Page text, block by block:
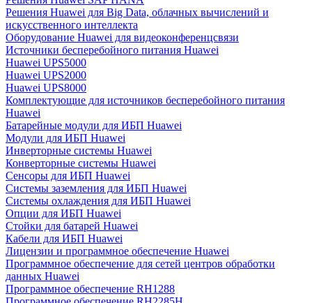
Решения Huawei для Big Data, облачных вычислений и
искусственного интеллекта
Оборудование Huawei для видеоконференцсвязи
Источники бесперебойного питания Huawei
Huawei UPS5000
Huawei UPS2000
Huawei UPS8000
Комплектующие для источников бесперебойного питания
Huawei
Батарейные модули для ИБП Huawei
Модули для ИБП Huawei
Инверторные системы Huawei
Конверторные системы Huawei
Сенсоры для ИБП Huawei
Системы заземления для ИБП Huawei
Системы охлаждения для ИБП Huawei
Опции для ИБП Huawei
Стойки для батарей Huawei
Кабели для ИБП Huawei
Лицензии и программное обеспечение Huawei
Программное обеспечение для сетей центров обработки
данных Huawei
Программное обеспечение RH1288